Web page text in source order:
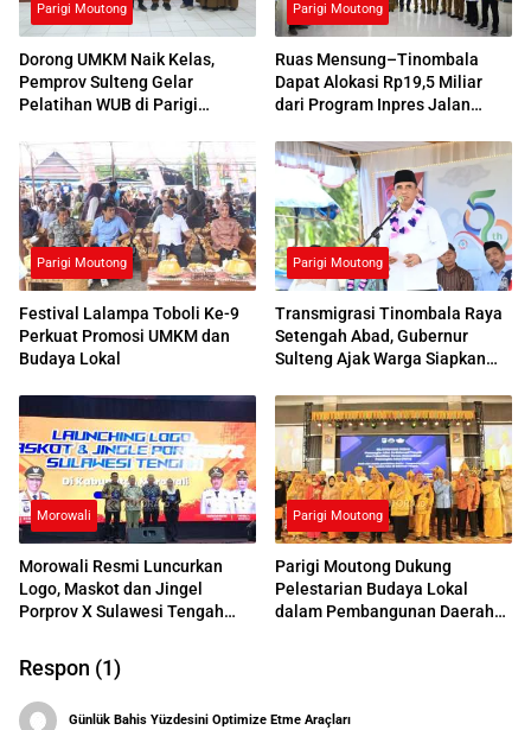
Parigi Moutong
Dorong UMKM Naik Kelas,
Pemprov Sulteng Gelar
Pelatihan WUB di Parigi
Parigi Moutong
Ruas Mensung–Tinombala
Dapat Alokasi Rp19,5 Miliar
dari Program Inpres Jalan
Parigi Moutong
Festival Lalampa Toboli Ke-9
Perkuat Promosi UMKM dan
Budaya Lokal
Parigi Moutong
Transmigrasi Tinombala Raya
Setengah Abad, Gubernur
Sulteng Ajak Warga Siapkan
Morowali
Morowali Resmi Luncurkan
Logo, Maskot dan Jingel
Porprov X Sulawesi Tengah
Parigi Moutong
Parigi Moutong Dukung
Pelestarian Budaya Lokal
dalam Pembangunan Daerah
Respon (1)
Günlük Bahis Yüzdesini Optimize Etme Araçları